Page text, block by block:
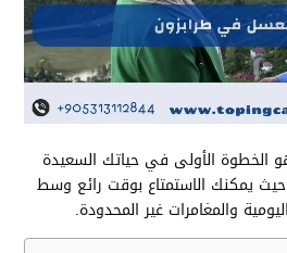
الأولى في حياتك السعيدة
شريك العمر في 2026. حيث يمكنك الاستمتاع بوقت رائع وسط
والمغامرات غير المحدودة.